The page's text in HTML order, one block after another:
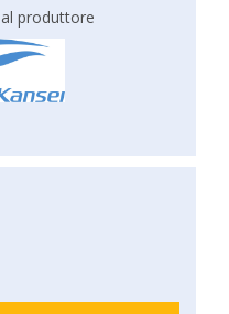
produttore